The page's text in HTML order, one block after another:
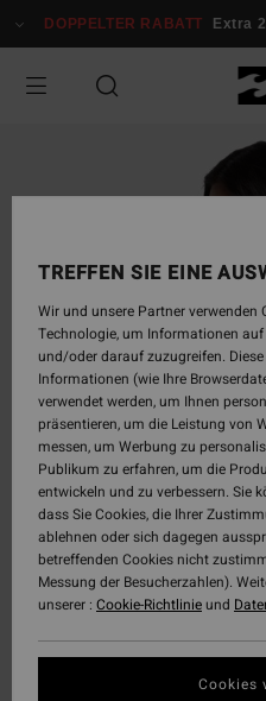
zur
springen
DOPPELTER RABATT Extra
TREFFEN SIE EINE
Wir und unsere Partner verwenden
Technologie, um Informationen
und/oder darauf zuzugreifen.
Informationen (wie Ihre
verwendet werden, um Ihnen
präsentieren, um die Leistung von
messen, um Werbung zu
Publikum zu erfahren, um die
entwickeln und zu verbessern. Sie
dass Sie Cookies, die Ihrer
ablehnen oder sich dagegen
betreffenden Cookies nicht
Messung der Besucherzahlen).
unserer : Cookie-Richtlinieund
Cookies